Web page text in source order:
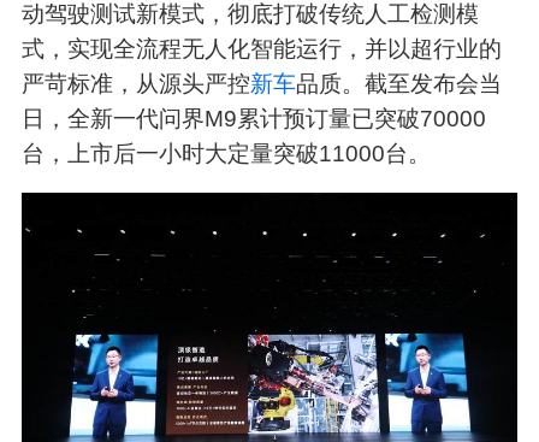
动驾驶测试新模式，彻底打破传统人工检测模
式，实现全流程无人化智能运行，并以超行业的
严苛标准，从源头严控新车品质。截至发布会当
日，全新一代问界M9累计预订量已突破70000
台，上市后一小时大定量突破11000台。